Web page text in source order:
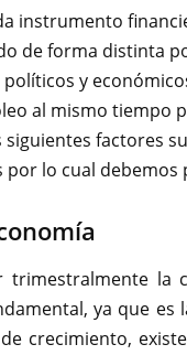
instrumento
de forma distinta
y
al mismo tiempo
factores
lo cual debemos
trimestralmente
ya que
crecimiento,